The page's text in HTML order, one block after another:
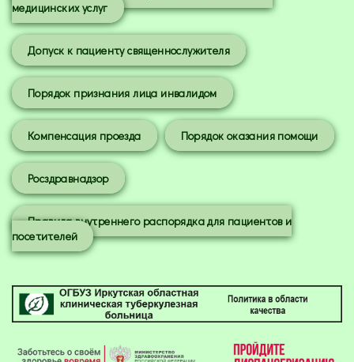
медицинских услуг
Допуск к пациенту священнослужителя
Порядок признания лица инвалидом
Компенсация проезда Порядок оказания помощи
Росздравнадзор
Правила внутреннего распорядка для пациентов и
посетителей